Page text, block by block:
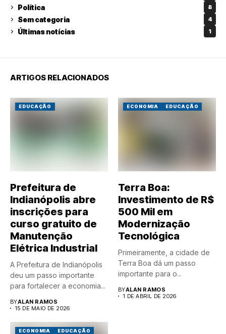
Política 8
Sem categoria 4
Últimas notícias 1
ARTIGOS RELACIONADOS
EDUCAÇÃO
Prefeitura de
Indianópolis abre
inscrições para
curso gratuito de
Manutenção
Elétrica Industrial
A Prefeitura de Indianópolis
deu um passo importante
para fortalecer a economia...
BYALAN RAMOS
15 DE MAIO DE 2026
ECONOMIA EDUCAÇÃO
Terra Boa:
Investimento de R$
500 Mil em
Modernização
Tecnológica
Primeiramente, a cidade de
Terra Boa dá um passo
importante para o...
BYALAN RAMOS
1 DE ABRIL DE 2026
ECONOMIA EDUCAÇÃO